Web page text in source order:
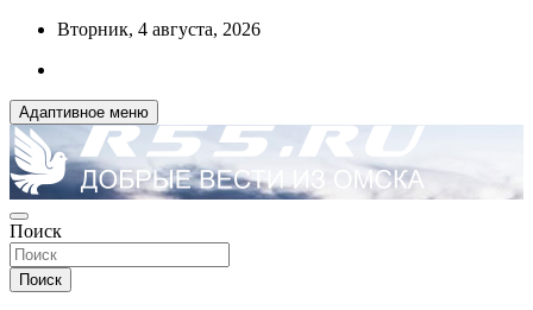
Перейти
содержимому
Вторник, 4 августа, 2026
Адаптивное меню
R55.RU
ДОБРЫЕ ВЕСТИ ИЗ ОМСКА
Поиск
Поиск